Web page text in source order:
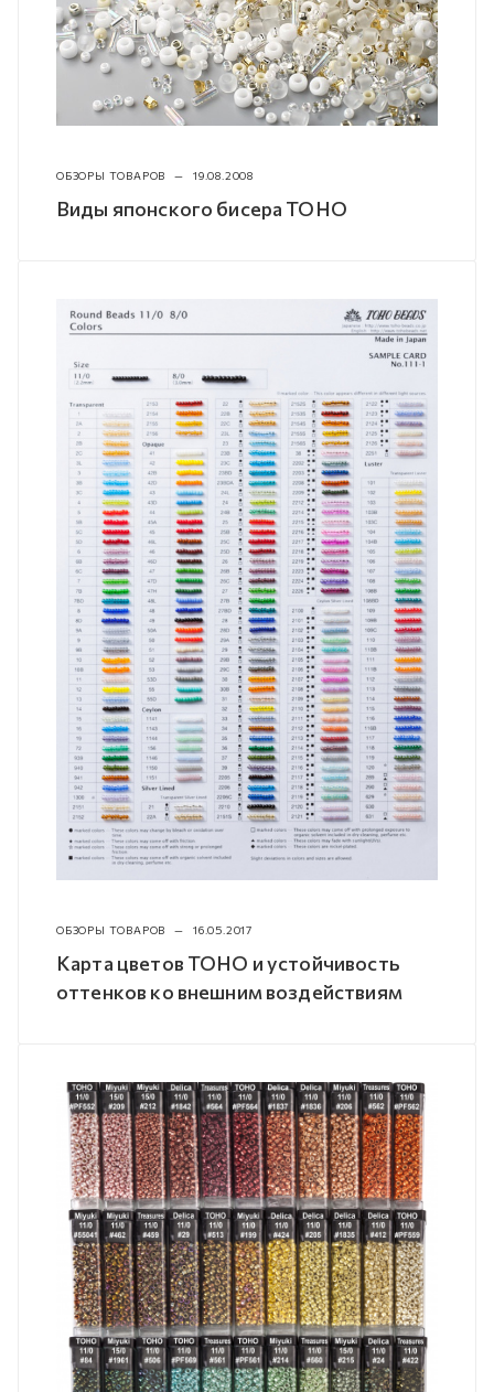
ОБЗОРЫ ТОВАРОВ — 19.08.2008
Виды японского бисера TOHO
ОБЗОРЫ ТОВАРОВ — 16.05.2017
Карта цветов TOHO и устойчивость
оттенков ко внешним воздействиям